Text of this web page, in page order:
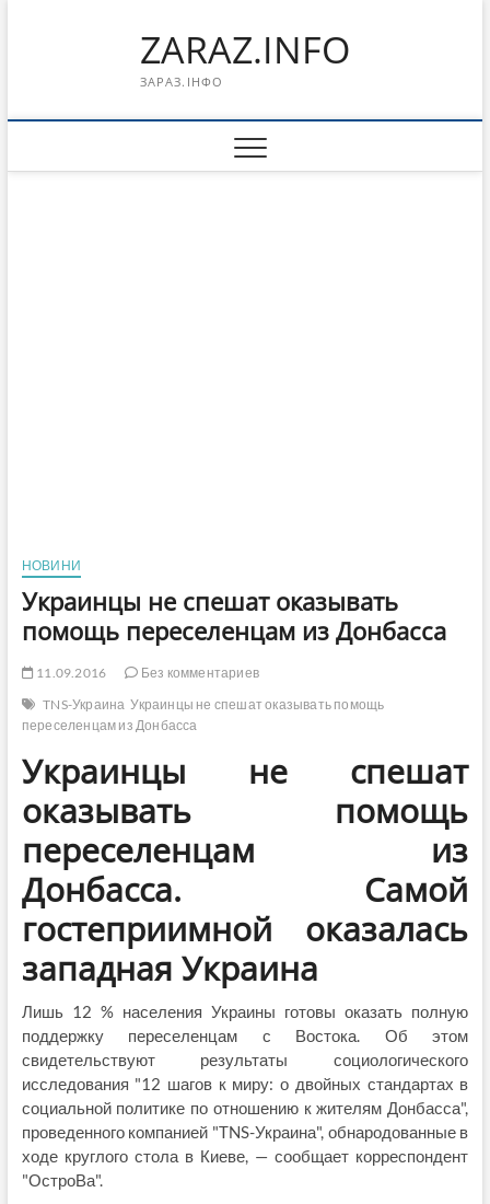
ZARAZ.INFO
ЗАРАЗ.ІНФО
НОВИНИ
Украинцы не спешат оказывать
помощь переселенцам из Донбасса
11.09.2016
Без комментариев
TNS-Украина Украинцы не спешат оказывать помощь
переселенцам из Донбасса
Украинцы не спешат
оказывать помощь
переселенцам из
Донбасса. Самой
гостеприимной оказалась
западная Украина
Лишь 12 % населения Украины готовы оказать полную
поддержку переселенцам с Востока. Об этом
свидетельствуют результаты социологического
исследования "12 шагов к миру: о двойных стандартах в
социальной политике по отношению к жителям Донбасса",
проведенного компанией "TNS-Украина", обнародованные в
ходе круглого стола в Киеве, — сообщает корреспондент
"ОстроВа".